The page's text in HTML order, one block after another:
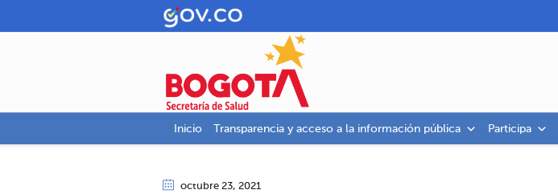
Inicio Transparencia y acceso a la información pública Participa
octubre 23, 2021